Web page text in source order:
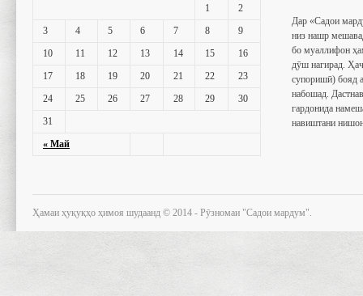
« Май
1
2
3
4 5 6 7 8
9
10
11 12 13 14 15
16
17
18 19 20 21 22
23
24
25 26 27 28 29
30
31
Дар «Садои
низ нашр
бо муаллифон
дӯш нагирад.
супоришӣ) бояд
набошад.
гардонида
навиштани
Ҳамаи ҳуқуқҳо ҳимоя шудаанд © 2014 - Рӯзномаи "Садои мардум".